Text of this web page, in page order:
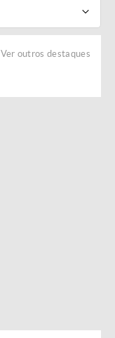
Ver outros destaques